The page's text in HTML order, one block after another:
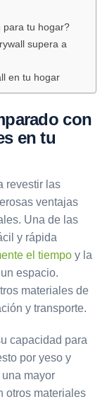
para tu hogar?
supera a
en tu hogar
con
en tu
revestir las
ventajas
Una de las
y rápida
el tiempo y la
espacio.
materiales de
y transporte.
capacidad para
por yeso y
mayor
otros materiales